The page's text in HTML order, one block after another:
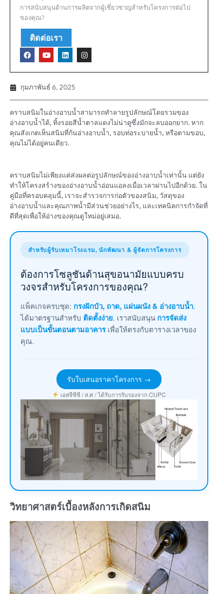
การสนับสนุนด้านการผลิตจากผู้เชี่ยวชาญสำหรับโครงการต่อไป
ของคุณ?
ติดต่อเรา
กุมภาพันธ์ 6, 2025
คราบสนิมในอ่างอาบน้ำสามารถทำลายรูปลักษณ์โดยรวมของ
อ่างอาบน้ำได้, ทิ้งรอยสีน้ำตาลแดงไม่น่าดูซึ่งมักจะลบออกยาก. หาก
คุณสังเกตเห็นสนิมที่ก้นอ่างอาบน้ำ, รอบท่อระบายน้ำ, หรือตามขอบ,
คุณไม่ได้อยู่คนเดียว.
คราบสนิมไม่เพียงแต่ส่งผลต่อรูปลักษณ์ของอ่างอาบน้ำเท่านั้น แต่ยัง
ทำให้โครงสร้างของอ่างอาบน้ำอ่อนแอลงเมื่อเวลาผ่านไปอีกด้วย. ใน
คู่มือที่ครอบคลุมนี้, เราจะสำรวจการก่อตัวของสนิม, วัสดุของ
อ่างอาบน้ำและคุณภาพน้ำมีส่วนช่วยอย่างไร, และเทคนิคการกำจัดที่
ดีที่สุดเพื่อให้อ่างของคุณดูใหม่อยู่เสมอ.
สำหรับผู้รับเหมาโรงแรม, นักพัฒนา & ผู้จัดการโครงการ
ต้องการโซลูชันด้านสุขอนามัยแบบครบ
วงจรสำหรับโครงการของคุณ?
แพ็คเกจครบชุด: กรงฝักบัว, ถาด, แผ่นผนัง & อ่างอาบน้ำ.
ได้มาตรฐานสำหรับ ติดตั้งง่าย. เราสนับสนุน การจัดส่ง
แบบเป็นขั้นตอนตามอาคารเพื่อให้ตรงกับตารางเวลาของ
คุณ.
รับใบเสนอราคาโครงการ →
เอสจีซีซี / ส.ศ / ได้รับการรับรองจาก CUPC
วิทยาศาสตร์เบื้องหลังการเกิดสนิม